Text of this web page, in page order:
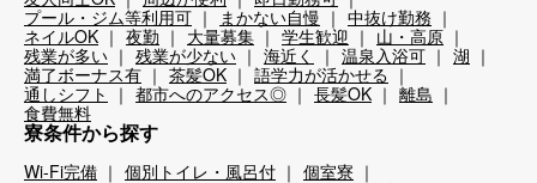
プール・ジム等利用可
まかない自慢
中抜け勤務
ネイルOK
夜勤 大量募集 学生歓迎
山・高原
残業が多い
残業が少ない 海近く 温泉入浴可
湖
満了ボーナス有
茶髪OK
語学力が活かせる
通しシフト
都市へのアクセス◎ 長髪OK
離島
食費無料
寮条件から探す
Wi-Fi完備 個別トイレ・風呂付
個室寮